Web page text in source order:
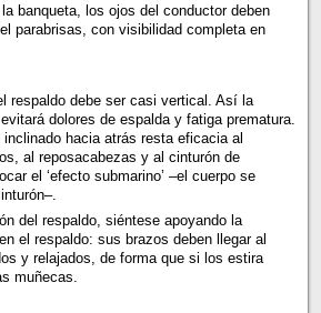
banqueta, los ojos del conductor deben
parabrisas, con visibilidad completa en
respaldo debe ser casi vertical. Así la
dolores de espalda y fatiga prematura.
inclinado hacia atrás resta eficacia al
al reposacabezas y al cinturón de
el ‘efecto submarino’ –el cuerpo se
del respaldo, siéntese apoyando la
el respaldo: sus brazos deben llegar al
y relajados, de forma que si los estira
muñecas.